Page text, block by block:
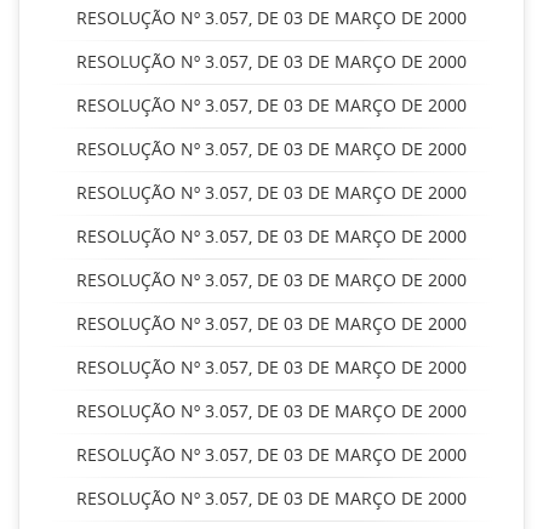
RESOLUÇÃO Nº 3.057, DE 03 DE MARÇO DE 2000
RESOLUÇÃO Nº 3.057, DE 03 DE MARÇO DE 2000
RESOLUÇÃO Nº 3.057, DE 03 DE MARÇO DE 2000
RESOLUÇÃO Nº 3.057, DE 03 DE MARÇO DE 2000
RESOLUÇÃO Nº 3.057, DE 03 DE MARÇO DE 2000
RESOLUÇÃO Nº 3.057, DE 03 DE MARÇO DE 2000
RESOLUÇÃO Nº 3.057, DE 03 DE MARÇO DE 2000
RESOLUÇÃO Nº 3.057, DE 03 DE MARÇO DE 2000
RESOLUÇÃO Nº 3.057, DE 03 DE MARÇO DE 2000
RESOLUÇÃO Nº 3.057, DE 03 DE MARÇO DE 2000
RESOLUÇÃO Nº 3.057, DE 03 DE MARÇO DE 2000
RESOLUÇÃO Nº 3.057, DE 03 DE MARÇO DE 2000